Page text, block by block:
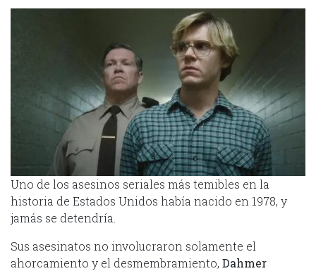
Uno de los asesinos seriales más temibles en la
historia de Estados Unidos había nacido en 1978, y
jamás se detendría.
Sus asesinatos no involucraron solamente el
ahorcamiento y el desmembramiento, Dahmer